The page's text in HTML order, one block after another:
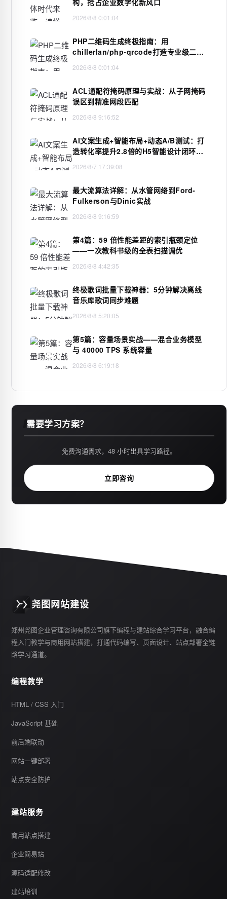
2026/8/8 0:01:04
PHP二维码生成终极指南：用
chillerlan/php-qrcode打造专业级二维
2026/8/8 0:01:04
ACL通配符掩码原理与实战：从子网掩码
误区到精准网段匹配
2026/8/8 9:16:52
AI文案生成+智能布局+动态A/B测试：打
造转化率提升2.8倍的H5智能设计闭环，
2026/8/7 17:39:08
最大流算法详解：从水管网络到Ford-
Fulkerson与Dinic实战
2026/8/8 9:16:59
第4篇：59 倍性能差距的索引瓶颈定位
——一次教科书级的全表扫描调优
2026/8/8 4:42:35
终极歌词批量下载神器：5分钟解决离线
音乐库歌词同步难题
2026/8/8 5:20:05
第5篇：容量场景实战——混合业务模型
与 40000 TPS 系统容量
2026/8/8 6:19:18
需要学习方案？
免费沟通需求，48 小时出具学习路径。
立即咨询
尧图网站建设
郑州尧图企业管理咨询有限公司旗下编程与建站综合学习平台，融合编
程入门教学与商用网站搭建，打通代码编写、页面设计、站点部署全链
路学习通道。
编程教学
HTML / CSS 入门
JavaScript 基础
前后端联动
网站一键部署
站点安全防护
建站服务
商用站点搭建
企业简易站
源码适配修改
建站培训